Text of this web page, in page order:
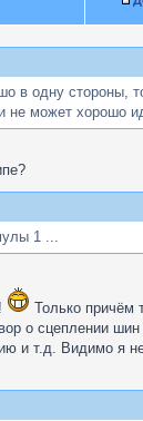
в одну стороны,
не может хорошо
1 ...
Только причём
о сцеплении шин
и т.д. Видимо я